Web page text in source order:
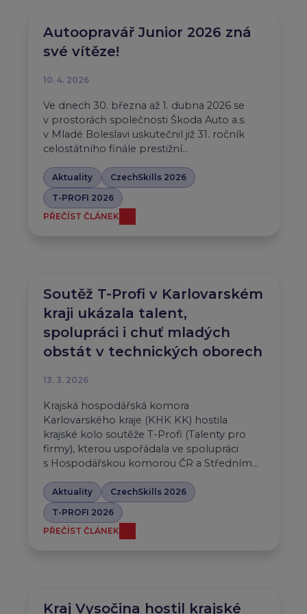
Autoopravář Junior 2026 zná
své vítěze!
10. 4. 2026
Ve dnech 30. března až 1. dubna 2026 se
v prostorách společnosti Škoda Auto a.s.
v Mladé Boleslavi uskutečnil již 31. ročník
celostátního finále prestižní…
Aktuality
CzechSkills 2026
T-PROFI 2026
PŘEČÍST ČLÁNEK
Soutěž T-Profi v Karlovarském
kraji ukázala talent,
spolupráci i chuť mladých
obstát v technických oborech
13. 3. 2026
Krajská hospodářská komora
Karlovarského kraje (KHK KK) hostila
krajské kolo soutěže T-Profi (Talenty pro
firmy), kterou uspořádala ve spolupráci
s Hospodářskou komorou ČR a Středním…
Aktuality
CzechSkills 2026
T-PROFI 2026
PŘEČÍST ČLÁNEK
Kraj Vysočina hostil krajské